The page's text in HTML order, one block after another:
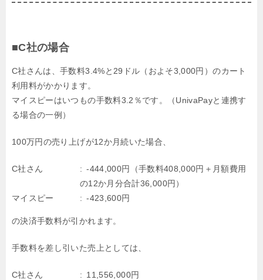
■C社の場合
C社さんは、手数料3.4%と29ドル（およそ3,000円）のカート
利用料がかかります。
マイスピーはいつもの手数料3.2％です。（UnivaPayと連携す
る場合の一例）
100万円の売り上げが12か月続いた場合、
C社さん
-444,000円（手数料408,000円＋月額費用
の12か月分合計36,000円）
マイスピー
-423,600円
の決済手数料が引かれます。
手数料を差し引いた売上としては、
C社さん
11,556,000円